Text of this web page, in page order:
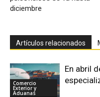
diciembre
Artículos relacionados
Comercio
Exterior y
Aduanas
En abril